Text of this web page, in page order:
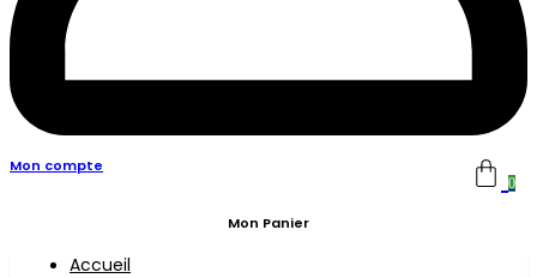
Mon compte
0
Mon Panier
Accueil